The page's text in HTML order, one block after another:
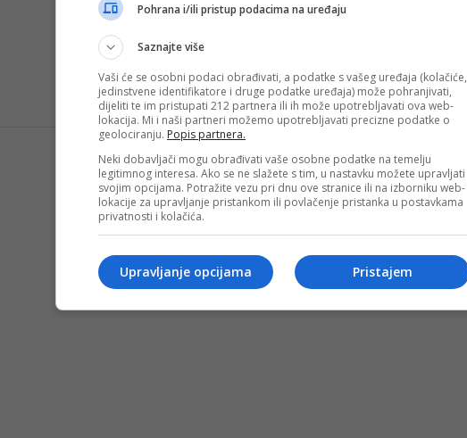
U sklopu projekta „Konjic održiva turistička
organizacije Caritas Švicarske, u periodu…
Pročitaj više
Pohrana i/ili pristup podacima na uređaju
Saznajte više
Vaši će se osobni podaci obrađivati, a podatke s vašeg uređaja (kolačiće,
jedinstvene identifikatore i druge podatke uređaja) može pohranjivati,
dijeliti te im pristupati 212 partnera ili ih može upotrebljavati ova web-
lokacija. Mi i naši partneri možemo upotrebljavati precizne podatke o
geolociranju. Popis partnera.
Neki dobavljači mogu obrađivati vaše osobne podatke na temelju
legitimnog interesa. Ako se ne slažete s tim, u nastavku možete upravljati
svojim opcijama. Potražite vezu pri dnu ove stranice ili na izborniku web-
lokacije za upravljanje pristankom ili povlačenje pristanka u postavkama
privatnosti i kolačića.
Pristajem
Upravljanje opcijama